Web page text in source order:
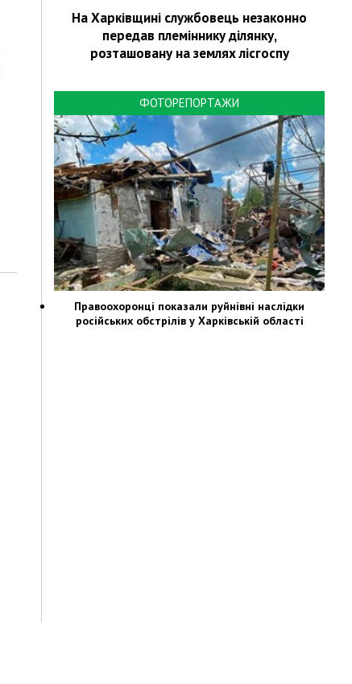
На Харківщині службовець незаконно
передав племіннику ділянку,
розташовану на землях лісгоспу
ФОТОРЕПОРТАЖИ
Правоохоронці показали руйнівні наслідки
російських обстрілів у Харківській області